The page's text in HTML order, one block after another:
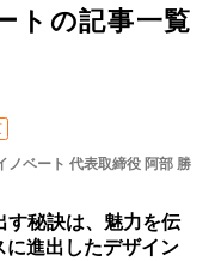
トの記事一覧
ノベート 代表取締役 阿部 勝
す秘訣は、魅力を伝
に進出したデザイン